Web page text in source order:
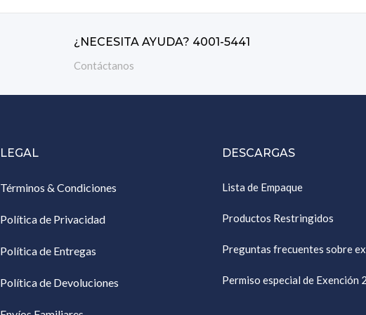
¿NECESITA AYUDA? 4001-5441
Contáctanos
LEGAL
Términos & Condiciones
Política de Privacidad
Política de Entregas
Política de Devoluciones
DESCARGAS
Lista de Empaque
Productos Restringidos
Preguntas frecuentes sobre
Permiso especial de Exención